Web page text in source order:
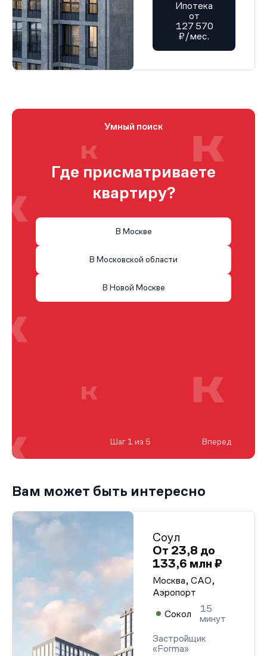
Ипотека
от
127 570
₽/мес.
Умный поиск
Где присматриваете
квартиру?
В Москве
В Московской области
В Новой Москве
Шаг 1 из 5 Вперед
Вам может быть интересно
Соул
От 23,8 до
133,6 млн ₽
Москва, САО,
Аэропорт
Сокол
15
минут
Застройщик
«Forma»